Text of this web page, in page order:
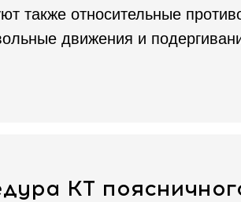
также относительные
движения и
КТ